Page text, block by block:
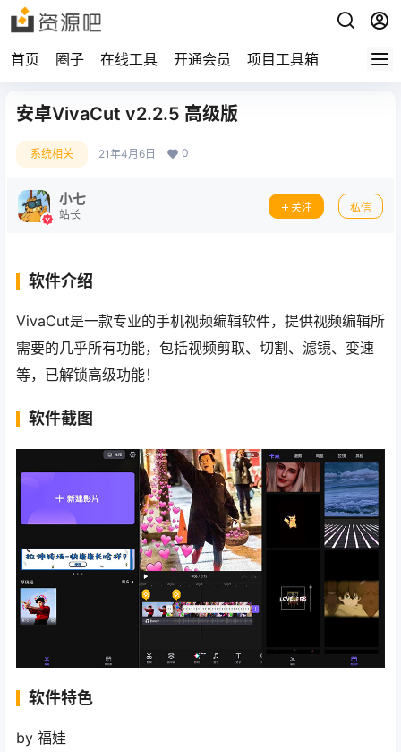
首页 圈子 在线工具 开通会员 项目工具箱
安卓VivaCut v2.2.5 高级版
系统相关 21年4月6日 0
小七
站长
关注 私信
软件介绍
VivaCut是一款专业的手机视频编辑软件，提供视频编辑所
需要的几乎所有功能，包括视频剪取、切割、滤镜、变速
等，已解锁高级功能！
软件截图
软件特色
by 福娃